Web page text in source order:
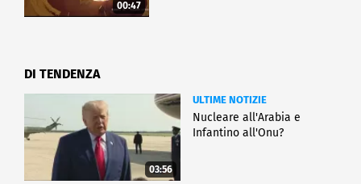
00:47
DI TENDENZA
03:56
ULTIME NOTIZIE
Nucleare all'Arabia e
Infantino all'Onu?